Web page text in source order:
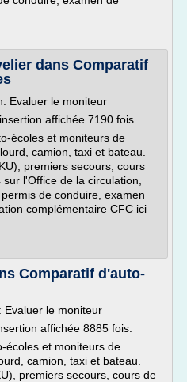
dans Comparatif
Evaluer le moniteur
affichée 7190 fois.
écoles et moniteurs de
camion, taxi et bateau.
premiers secours, cours
l'Office de la circulation,
de conduire, examen
complémentaire CFC ici
Comparatif d'auto-
Evaluer le moniteur
affichée 8885 fois.
écoles et moniteurs de
camion, taxi et bateau.
premiers secours, cours de